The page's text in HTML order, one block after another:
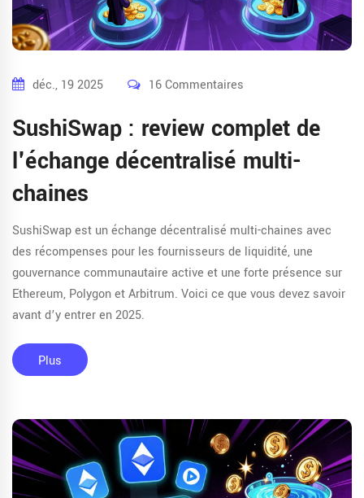
déc., 19 2025 16 Commentaires
SushiSwap : review complet de
l'échange décentralisé multi-
chaines
SushiSwap est un échange décentralisé multi-chaines avec
des récompenses pour les fournisseurs de liquidité, une
gouvernance communautaire active et une forte présence sur
Ethereum, Polygon et Arbitrum. Voici ce que vous devez savoir
avant d’y entrer en 2025.
Plus